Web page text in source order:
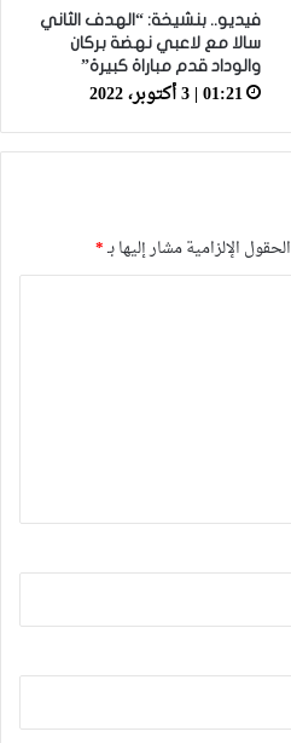
فيديو.. بنشيخة: “الهدف الثاني
سالا مع لاعبي نهضة بركان
والوداد قدم مباراة كبيرة”
01:21 | 3 أكتوبر، 2022
الحقول الإلزامية مشار إليها بـ*